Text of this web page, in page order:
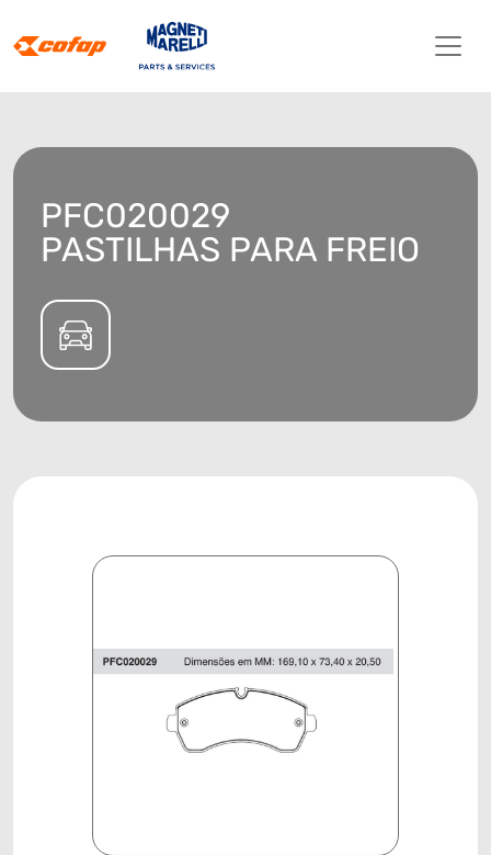
PFC020029
PASTILHAS PARA FREIO